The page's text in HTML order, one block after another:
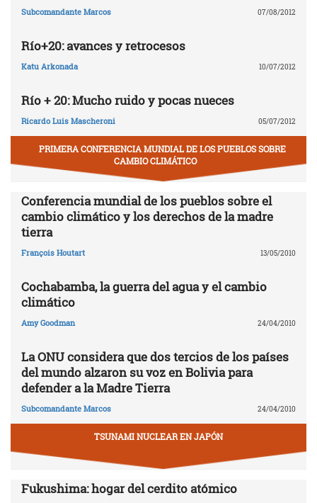
Subcomandante Marcos 07/08/2012
Río+20: avances y retrocesos
Katu Arkonada 10/07/2012
Río + 20: Mucho ruido y pocas nueces
Ricardo Luis Mascheroni 05/07/2012
PRIMERA CONFERENCIA MUNDIAL DE LOS PUEBLOS SOBRE
CAMBIO CLIMÁTICO
Conferencia mundial de los pueblos sobre el
cambio climático y los derechos de la madre
tierra
François Houtart 13/05/2010
Cochabamba, la guerra del agua y el cambio
climático
Amy Goodman 24/04/2010
La ONU considera que dos tercios de los países
del mundo alzaron su voz en Bolivia para
defender a la Madre Tierra
Subcomandante Marcos 24/04/2010
TSUNAMI NUCLEAR EN JAPÓN
Fukushima: hogar del cerdito atómico